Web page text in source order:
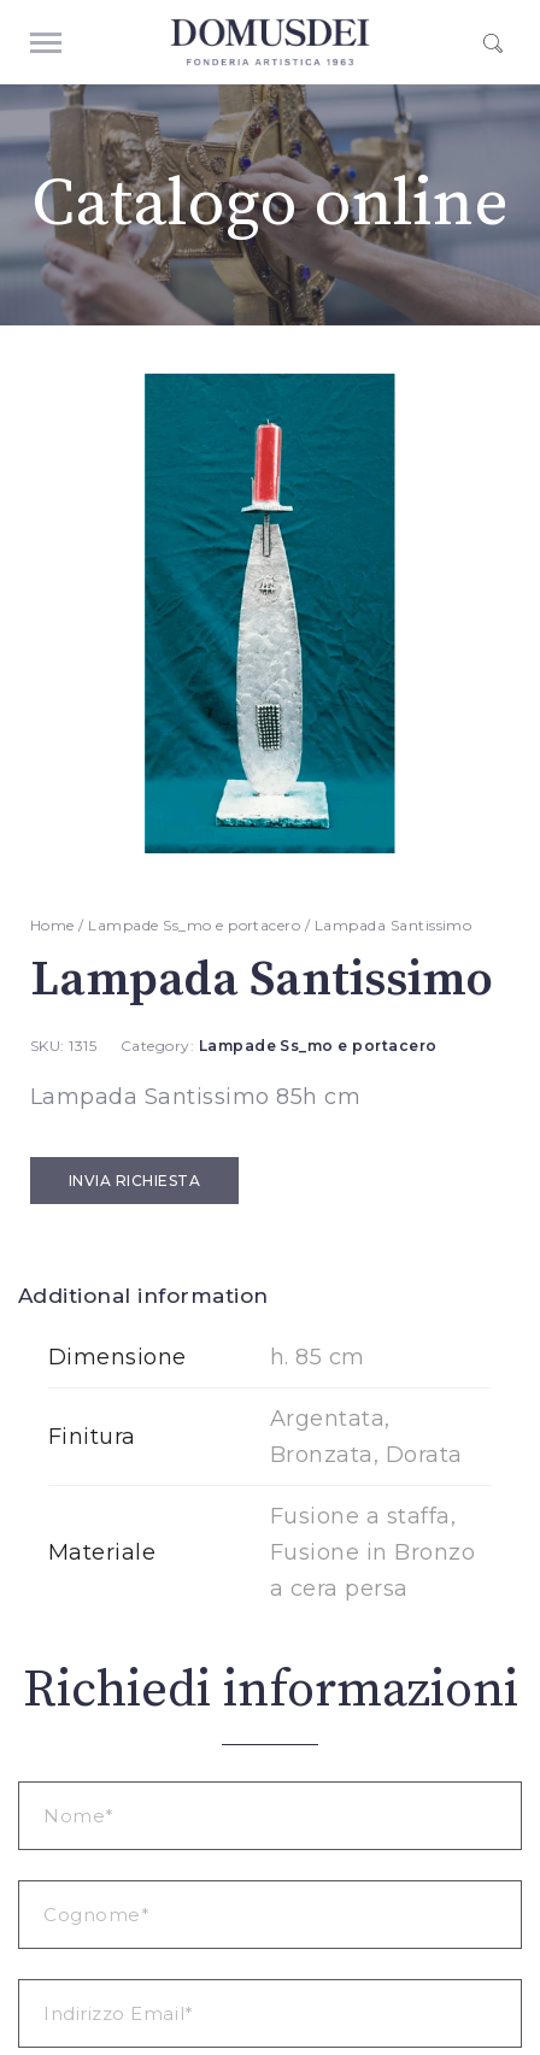
Catalogo online
Home / Lampade Ss_mo e portacero / Lampada Santissimo
Lampada Santissimo
SKU:1315 Category: Lampade Ss_mo e portacero
Lampada Santissimo 85h cm
INVIA RICHIESTA
Additional information
Dimensione h. 85 cm
Finitura
Argentata,
Bronzata, Dorata
Materiale
Fusione a staffa,
Fusione in Bronzo
a cera persa
Richiedi informazioni